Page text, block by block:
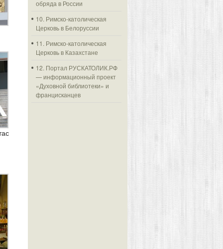
обряда в России
10. Римско-католическая
Церковь в Белоруссии
11. Римско-католическая
Церковь в Казахстане
12. Портал РУСКАТОЛИК.РФ
— информационный проект
«Духовной библиотеки» и
францисканцев